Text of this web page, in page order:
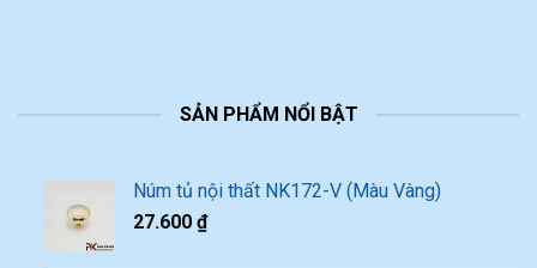
SẢN PHẨM NỔI BẬT
Núm tủ nội thất NK172-V (Màu Vàng)
27.600 ₫